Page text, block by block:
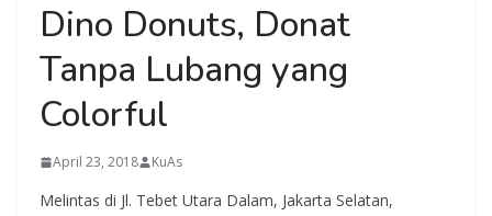
Dino Donuts, Donat
Tanpa Lubang yang
Colorful
April 23, 2018 KuAs
Melintas di Jl. Tebet Utara Dalam, Jakarta Selatan,